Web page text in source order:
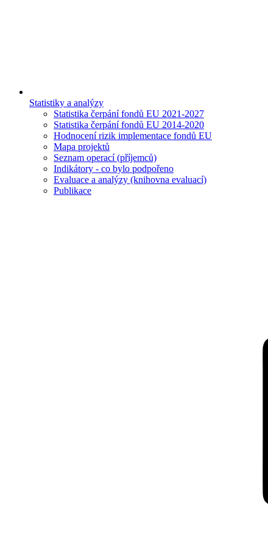
Statistiky a analýzy
Statistika čerpání fondů EU 2021-2027
Statistika čerpání fondů EU 2014-2020
Hodnocení rizik implementace fondů EU
Mapa projektů
Seznam operací (příjemců)
Indikátory - co bylo podpořeno
Evaluace a analýzy (knihovna evaluací)
Publikace